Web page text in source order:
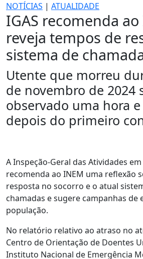
NOTÍCIAS | ATUALIDADE
IGAS recomenda
reveja tempos de
sistema de
Utente que morreu
de novembro de 2024
observado uma hora
depois do primeiro
A Inspeção-Geral das Atividades em
recomenda ao INEM uma reflexão
resposta no socorro e o atual
chamadas e sugere campanhas de
população.
No relatório relativo ao atraso no
Centro de Orientação de Doentes
Instituto Nacional de Emergência